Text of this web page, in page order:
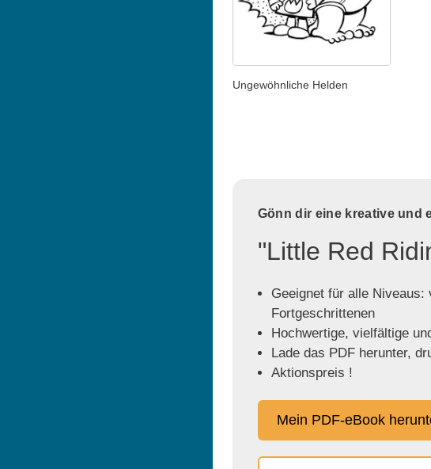
Ungewöhnliche Helden
Gönn dir eine kreative und
"Little Red
Geeignet für alle Niveaus:
Fortgeschrittenen
Hochwertige, vielfältige
Lade das PDF herunter,
Aktionspreis !
Mein PDF-eBook